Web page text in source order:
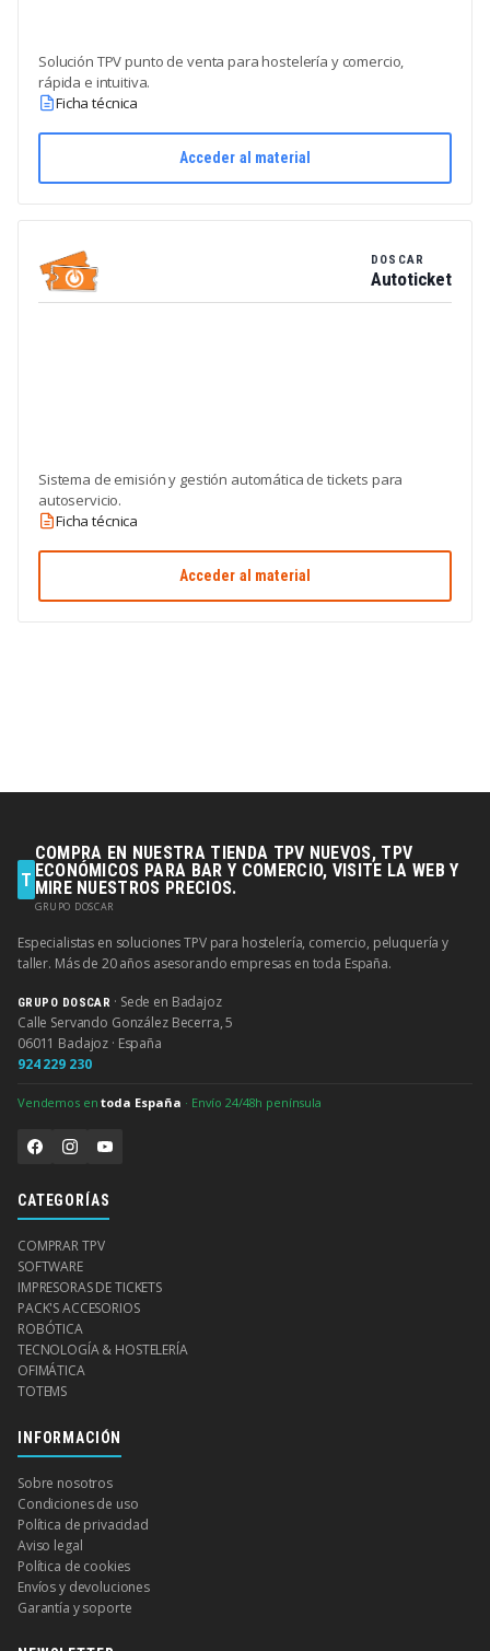
Solución TPV punto de venta para hostelería y comercio,
rápida e intuitiva.
Ficha técnica
Acceder al material
DOSCAR
Autoticket
Sistema de emisión y gestión automática de tickets para
autoservicio.
Ficha técnica
Acceder al material
T
COMPRA EN NUESTRA TIENDA TPV NUEVOS, TPV
ECONÓMICOS PARA BAR Y COMERCIO, VISITE LA WEB Y
MIRE NUESTROS PRECIOS.
GRUPO DOSCAR
Especialistas en soluciones TPV para hostelería, comercio, peluquería y
taller. Más de 20 años asesorando empresas en toda España.
GRUPO DOSCAR · Sede en Badajoz
Calle Servando González Becerra, 5
06011 Badajoz · España
924 229 230
Vendemos entoda España · Envío 24/48h península
CATEGORÍAS
COMPRAR TPV
SOFTWARE
IMPRESORAS DE TICKETS
PACK'S ACCESORIOS
ROBÓTICA
TECNOLOGÍA & HOSTELERÍA
OFIMÁTICA
TOTEMS
INFORMACIÓN
Sobre nosotros
Condiciones de uso
Política de privacidad
Aviso legal
Política de cookies
Envíos y devoluciones
Garantía y soporte